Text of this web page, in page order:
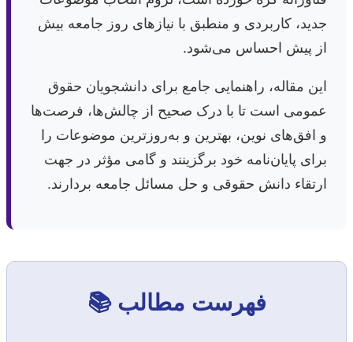
جدید، کاربردی و منطبق با نیازهای روز جامعه بیش
از پیش احساس می‌شود.
این مقاله، راهنمایی جامع برای دانشجویان حقوق
عمومی است تا با درک صحیح از چالش‌ها، فرصت‌ها
و افق‌های نوین، بهترین و به‌روزترین موضوعات را
برای پایان‌نامه خود برگزینند و گامی مؤثر در جهت
ارتقاء دانش حقوقی و حل مسائل جامعه بردارند.
فهرست مطالب 📚